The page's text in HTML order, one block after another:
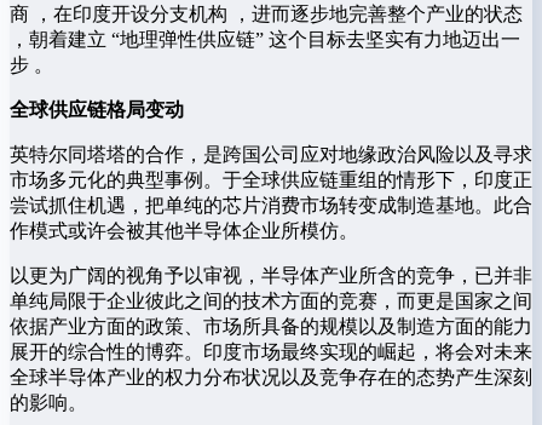
商 ，在印度开设分支机构 ，进而逐步地完善整个产业的状态
，朝着建立 “地理弹性供应链” 这个目标去坚实有力地迈出一
步 。
全球供应链格局变动
英特尔同塔塔的合作，是跨国公司应对地缘政治风险以及寻求
市场多元化的典型事例。于全球供应链重组的情形下，印度正
尝试抓住机遇，把单纯的芯片消费市场转变成制造基地。此合
作模式或许会被其他半导体企业所模仿。
以更为广阔的视角予以审视，半导体产业所含的竞争，已并非
单纯局限于企业彼此之间的技术方面的竞赛，而更是国家之间
依据产业方面的政策、市场所具备的规模以及制造方面的能力
展开的综合性的博弈。印度市场最终实现的崛起，将会对未来
全球半导体产业的权力分布状况以及竞争存在的态势产生深刻
的影响。